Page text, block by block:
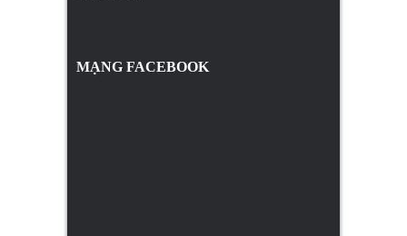
MẠNG FACEBOOK